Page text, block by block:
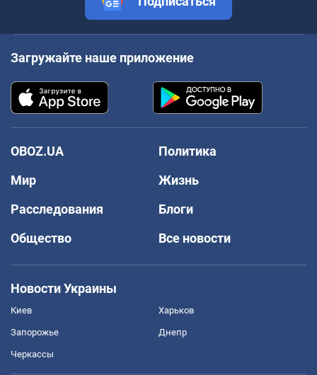
Загружайте наше приложение
OBOZ.UA
Политика
Мир
Жизнь
Расследования
Блоги
Общество
Все новости
Новости Украины
Киев Харьков
Запорожье Днепр
Черкассы